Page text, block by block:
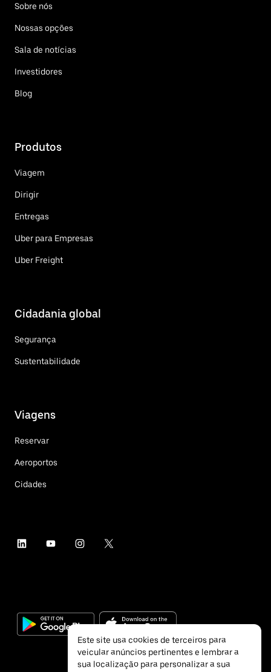
Sobre nós
Nossas opções
Sala de notícias
Investidores
Blog
Produtos
Viagem
Dirigir
Entregas
Uber para Empresas
Uber Freight
Cidadania global
Segurança
Sustentabilidade
Viagens
Reservar
Aeroportos
Cidades
Este site usa cookies de terceiros para
veicular anúncios pertinentes e lembrar a
sua localização para personalizar a sua